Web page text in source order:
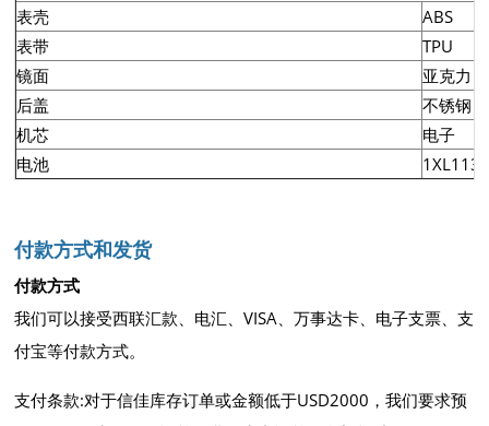
表壳
ABS
表带
TPU
镜面
亚克力
后盖
不锈钢
机芯
电子
电池
付款方式和发货
付款方式
我们可以接受西联汇款、电汇、VISA、万事达卡、电子支票、支
付宝等付款方式。
支付条款:对于信佳库存订单或金额低于USD2000，我们要求预